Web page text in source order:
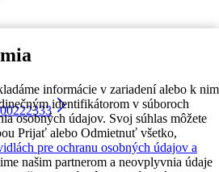
informácie v zariadení alebo k nim
identifikátorom v súboroch
osobných údajov. Svoj súhlas môžete
Prijať alebo Odmietnuť všetko,
pre ochranu osobných údajov a
našim partnerom a neovplyvnia údaje